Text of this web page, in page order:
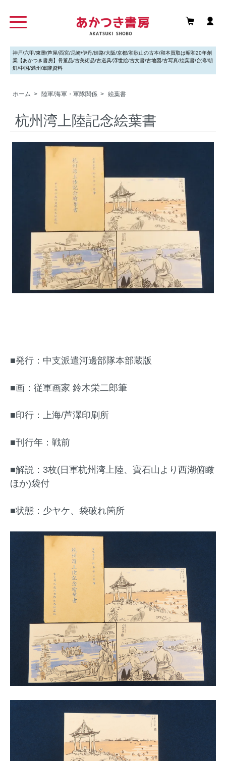
神戸/六甲/東灘/芦屋/西宮/尼崎/伊丹/姫路/大阪/京都/和歌山の古本/和本買取は昭和20年創
業【あかつき書房】骨董品/古美術品/古道具/浮世絵/古文書/古地図/古写真/絵葉書/台湾/朝
鮮/中国/満州/軍隊資料
ホーム > 陸軍/海軍・軍隊関係 > 絵葉書
杭州湾上陸記念絵葉書
■発行：中支派遣河邊部隊本部蔵版
■画：従軍画家 鈴木栄二郎筆
■印行：上海/芦澤印刷所
■刊行年：戦前
■解説：3枚(日軍杭州湾上陸、寶石山より西湖俯瞰
ほか)袋付
■状態：少ヤケ、袋破れ箇所